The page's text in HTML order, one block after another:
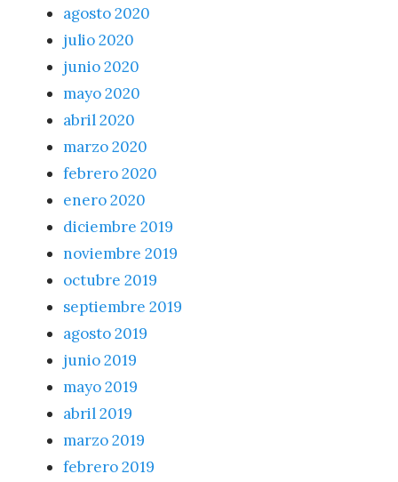
agosto 2020
julio 2020
junio 2020
mayo 2020
abril 2020
marzo 2020
febrero 2020
enero 2020
diciembre 2019
noviembre 2019
octubre 2019
septiembre 2019
agosto 2019
junio 2019
mayo 2019
abril 2019
marzo 2019
febrero 2019